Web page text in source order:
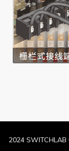
2024 SWITCHLAB